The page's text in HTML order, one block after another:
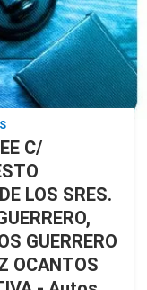
C/
LOS SRES.
GUERRERO
OCANTOS